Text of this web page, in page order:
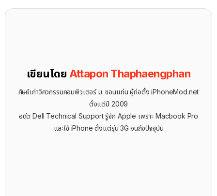
เขียนโดย Attapon Thaphaengphan
ศิษย์เก่าวิศวกรรมคอมพิวเตอร์ ม. ขอนแก่น ผู้ก่อตั้ง iPhoneMod.net
ตั้งแต่ปี 2009
อดีต Dell Technical Support รู้จัก ​Apple เพราะ Macbook Pro
และใช้ iPhone ตั้งแต่รุ่น 3G จนถึงปัจจุบัน